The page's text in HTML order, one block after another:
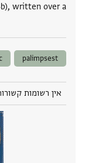
written over a
palimpsest
אין רשומות